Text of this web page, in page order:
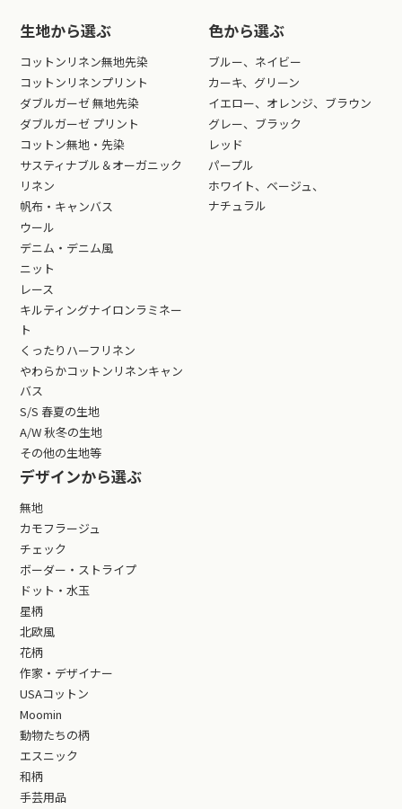
生地から選ぶ
コットンリネン無地先染
コットンリネンプリント
ダブルガーゼ 無地先染
ダブルガーゼ プリント
コットン無地・先染
サスティナブル＆オーガニック
リネン
帆布・キャンバス
ウール
デニム・デニム風
ニット
レース
キルティングナイロンラミネー
ト
くったりハーフリネン
やわらかコットンリネンキャン
バス
S/S 春夏の生地
A/W 秋冬の生地
その他の生地等
色から選ぶ
ブルー、ネイビー
カーキ、グリーン
イエロー、オレンジ、ブラウン
グレー、ブラック
レッド
パープル
ホワイト、ベージュ、
ナチュラル
デザインから選ぶ
無地
カモフラージュ
チェック
ボーダー・ストライプ
ドット・水玉
星柄
北欧風
花柄
作家・デザイナー
USAコットン
Moomin
動物たちの柄
エスニック
和柄
手芸用品